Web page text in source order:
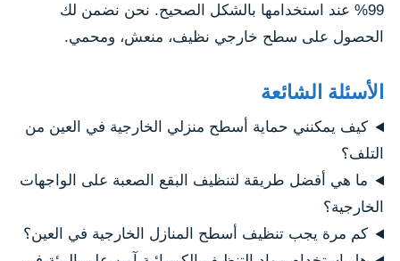
99% عند استخدامها بالشكل الصحيح. نحن نضمن لك
الحصول على سطح خارجي نظيف، منعش، ومحمي.
الأسئلة الشائعة
كيف يمكنني حماية أسطح منزلي الخارجية في العين من
التلف؟
ما هي أفضل طريقة لتنظيف البقع الصعبة على الواجهات
الخارجية؟
كم مرة يجب تنظيف أسطح المنازل الخارجية في العين؟